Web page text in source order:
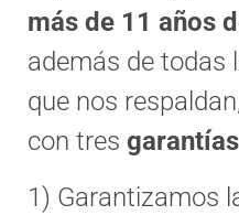
más de 11 años
además de todas
que nos
con tres
1) Garantizamos